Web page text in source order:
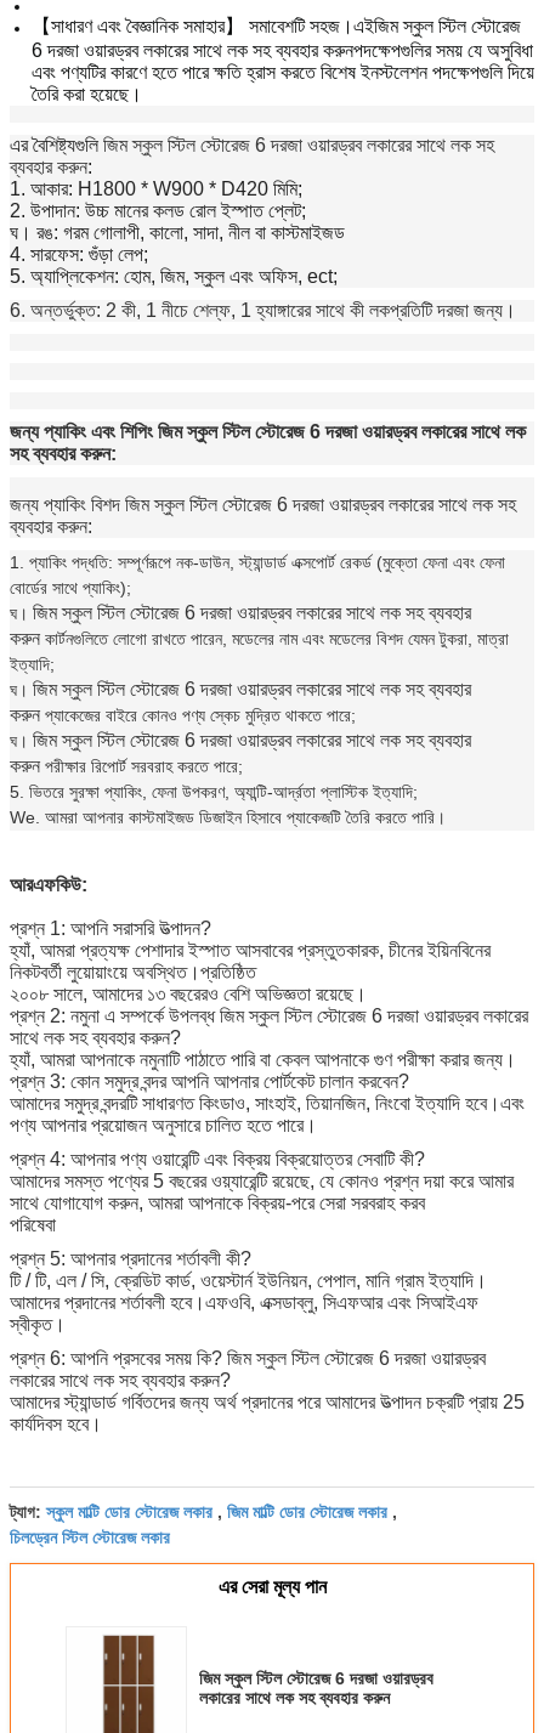
【সাধারণ এবং বৈজ্ঞানিক সমাহার】 সমাবেশটি সহজ।এইজিম স্কুল স্টিল স্টোরেজ
6 দরজা ওয়ারড্রব লকারের সাথে লক সহ ব্যবহার করুনপদক্ষেপগুলির সময় যে অসুবিধা
এবং পণ্যটির কারণে হতে পারে ক্ষতি হ্রাস করতে বিশেষ ইনস্টলেশন পদক্ষেপগুলি দিয়ে
তৈরি করা হয়েছে।
এর বৈশিষ্ট্যগুলি জিম স্কুল স্টিল স্টোরেজ 6 দরজা ওয়ারড্রব লকারের সাথে লক সহ
ব্যবহার করুন:
1. আকার: H1800 * W900 * D420 মিমি;
2. উপাদান: উচ্চ মানের কলড রোল ইস্পাত প্লেট;
ঘ। রঙ: গরম গোলাপী, কালো, সাদা, নীল বা কাস্টমাইজড
4. সারফেস: গুঁড়া লেপ;
5. অ্যাপ্লিকেশন: হোম, জিম, স্কুল এবং অফিস, ect;
6. অন্তর্ভুক্ত: 2 কী, 1 নীচে শেল্ফ, 1 হ্যাঙ্গারের সাথে কী লকপ্রতিটি দরজা জন্য।
জন্য প্যাকিং এবং শিপিংজিম স্কুল স্টিল স্টোরেজ 6 দরজা ওয়ারড্রব লকারের সাথে লক
সহ ব্যবহার করুন:
জন্য প্যাকিং বিশদ জিম স্কুল স্টিল স্টোরেজ 6 দরজা ওয়ারড্রব লকারের সাথে লক সহ
ব্যবহার করুন:
1. প্যাকিং পদ্ধতি: সম্পূর্ণরূপে নক-ডাউন, স্ট্যান্ডার্ড এক্সপোর্ট রেকর্ড (মুক্তো ফেনা এবং ফেনা
বোর্ডের সাথে প্যাকিং);
ঘ। জিম স্কুল স্টিল স্টোরেজ 6 দরজা ওয়ারড্রব লকারের সাথে লক সহ ব্যবহার
করুন কার্টনগুলিতে লোগো রাখতে পারেন, মডেলের নাম এবং মডেলের বিশদ যেমন টুকরা, মাত্রা
ইত্যাদি;
ঘ। জিম স্কুল স্টিল স্টোরেজ 6 দরজা ওয়ারড্রব লকারের সাথে লক সহ ব্যবহার
করুন প্যাকেজের বাইরে কোনও পণ্য স্কেচ মুদ্রিত থাকতে পারে;
ঘ। জিম স্কুল স্টিল স্টোরেজ 6 দরজা ওয়ারড্রব লকারের সাথে লক সহ ব্যবহার
করুন পরীক্ষার রিপোর্ট সরবরাহ করতে পারে;
5. ভিতরে সুরক্ষা প্যাকিং, ফেনা উপকরণ, অ্যান্টি-আর্দ্রতা প্লাস্টিক ইত্যাদি;
We. আমরা আপনার কাস্টমাইজড ডিজাইন হিসাবে প্যাকেজটি তৈরি করতে পারি।
আরএফকিউ:
প্রশ্ন 1: আপনি সরাসরি উত্পাদন?
হ্যাঁ, আমরা প্রত্যক্ষ পেশাদার ইস্পাত আসবাবের প্রস্তুতকারক, চীনের ইয়িনবিনের
নিকটবর্তী লুয়োয়াংয়ে অবস্থিত।প্রতিষ্ঠিত
২০০৮ সালে, আমাদের ১৩ বছরেরও বেশি অভিজ্ঞতা রয়েছে।
প্রশ্ন 2: নমুনা এ সম্পর্কে উপলব্ধজিম স্কুল স্টিল স্টোরেজ 6 দরজা ওয়ারড্রব লকারের
সাথে লক সহ ব্যবহার করুন?
হ্যাঁ, আমরা আপনাকে নমুনাটি পাঠাতে পারি বা কেবল আপনাকে গুণ পরীক্ষা করার জন্য।
প্রশ্ন 3: কোন সমুদ্র বন্দর আপনি আপনার পোর্টকেট চালান করবেন?
আমাদের সমুদ্র বন্দরটি সাধারণত কিংডাও, সাংহাই, তিয়ানজিন, নিংবো ইত্যাদি হবে।এবং
পণ্য আপনার প্রয়োজন অনুসারে চালিত হতে পারে।
প্রশ্ন 4: আপনার পণ্য ওয়ারেন্টি এবং বিক্রয় বিক্রয়োত্তর সেবাটি কী?
আমাদের সমস্ত পণ্যের 5 বছরের ওয়্যারেন্টি রয়েছে, যে কোনও প্রশ্ন দয়া করে আমার
সাথে যোগাযোগ করুন, আমরা আপনাকে বিক্রয়-পরে সেরা সরবরাহ করব
পরিষেবা
প্রশ্ন 5: আপনার প্রদানের শর্তাবলী কী?
টি / টি, এল / সি, ক্রেডিট কার্ড, ওয়েস্টার্ন ইউনিয়ন, পেপাল, মানি গ্রাম ইত্যাদি।
আমাদের প্রদানের শর্তাবলী হবে।এফওবি, এক্সডাব্লু, সিএফআর এবং সিআইএফ
স্বীকৃত।
প্রশ্ন 6: আপনি প্রসবের সময় কি? জিম স্কুল স্টিল স্টোরেজ 6 দরজা ওয়ারড্রব
লকারের সাথে লক সহ ব্যবহার করুন?
আমাদের স্ট্যান্ডার্ড গর্বিতদের জন্য অর্থ প্রদানের পরে আমাদের উত্পাদন চক্রটি প্রায় 25
কার্যদিবস হবে।
ট্যাগ:স্কুল মাল্টি ডোর স্টোরেজ লকার , জিম মাল্টি ডোর স্টোরেজ লকার ,
চিলড্রেন স্টিল স্টোরেজ লকার
এর সেরা মূল্য পান
জিম স্কুল স্টিল স্টোরেজ 6 দরজা ওয়ারড্রব
লকারের সাথে লক সহ ব্যবহার করুন